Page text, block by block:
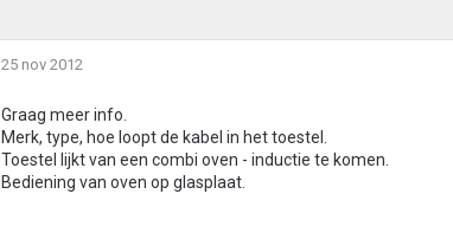
25 nov 2012
Graag meer info.
Merk, type, hoe loopt de kabel in het toestel.
Toestel lijkt van een combi oven - inductie te komen.
Bediening van oven op glasplaat.